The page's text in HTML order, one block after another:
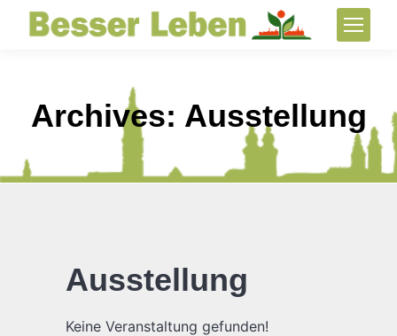
Archives: Ausstellung
Ausstellung
Keine Veranstaltung gefunden!